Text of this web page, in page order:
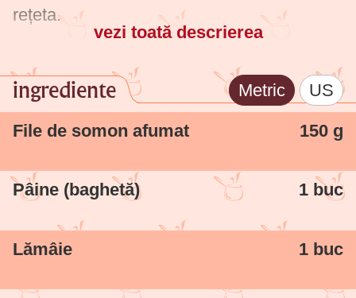
rețeta.
vezi toată descrierea
ingrediente Metric US
File de somon afumat 150 g
Pâine (baghetă) 1 buc
Lămâie 1 buc